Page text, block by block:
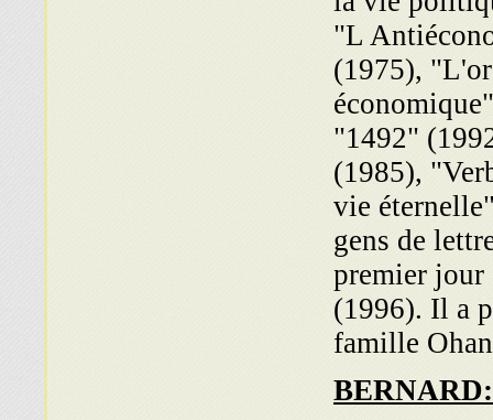
"L
(1975),
"1492"
(1985),
vie
gens de
premier
(1996). Il a
famille
BERNARD: